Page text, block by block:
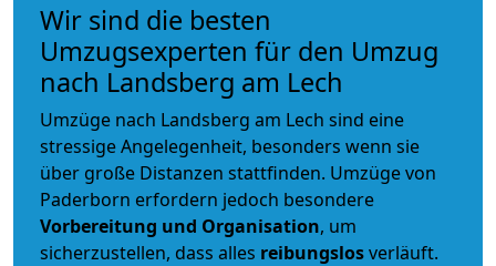
Wir sind die besten
Umzugsexperten für den Umzug
nach Landsberg am Lech
Umzüge nach Landsberg am Lech sind eine
stressige Angelegenheit, besonders wenn sie
über große Distanzen stattfinden. Umzüge von
Paderborn erfordern jedoch besondere
Vorbereitung und Organisation, um
sicherzustellen, dass alles reibungslosverläuft.